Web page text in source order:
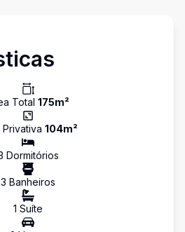
Total 175m²
Privativa 104m²
Dormitórios
3 Banheiros
1 Suíte